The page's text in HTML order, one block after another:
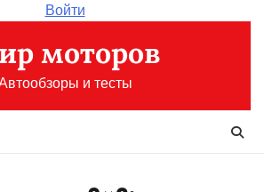
Войти
моторов
и тесты